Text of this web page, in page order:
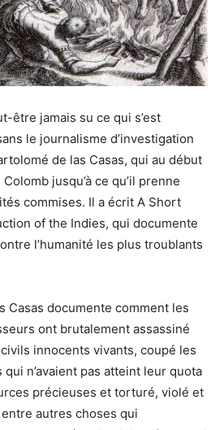
être jamais su ce qui s’est
le journalisme d’investigation
de las Casas, qui au début
jusqu’à ce qu’il prenne
commises. Il a écrit A Short
of the Indies, qui documente
l’humanité les plus troublants
Casas documente comment les
ont brutalement assassiné
innocents vivants, coupé les
n’avaient pas atteint leur quota
précieuses et torturé, violé et
autres choses qui